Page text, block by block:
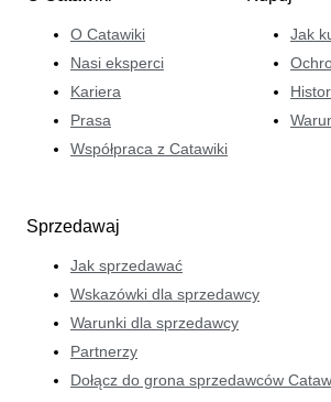
O Catawiki
Nasi eksperci
Kariera
Prasa
Współpraca z Catawiki
Jak
Sprzedawaj
Jak sprzedawać
Wskazówki dla sprzedawcy
Warunki dla sprzedawcy
Partnerzy
Dołącz do grona sprzedawców